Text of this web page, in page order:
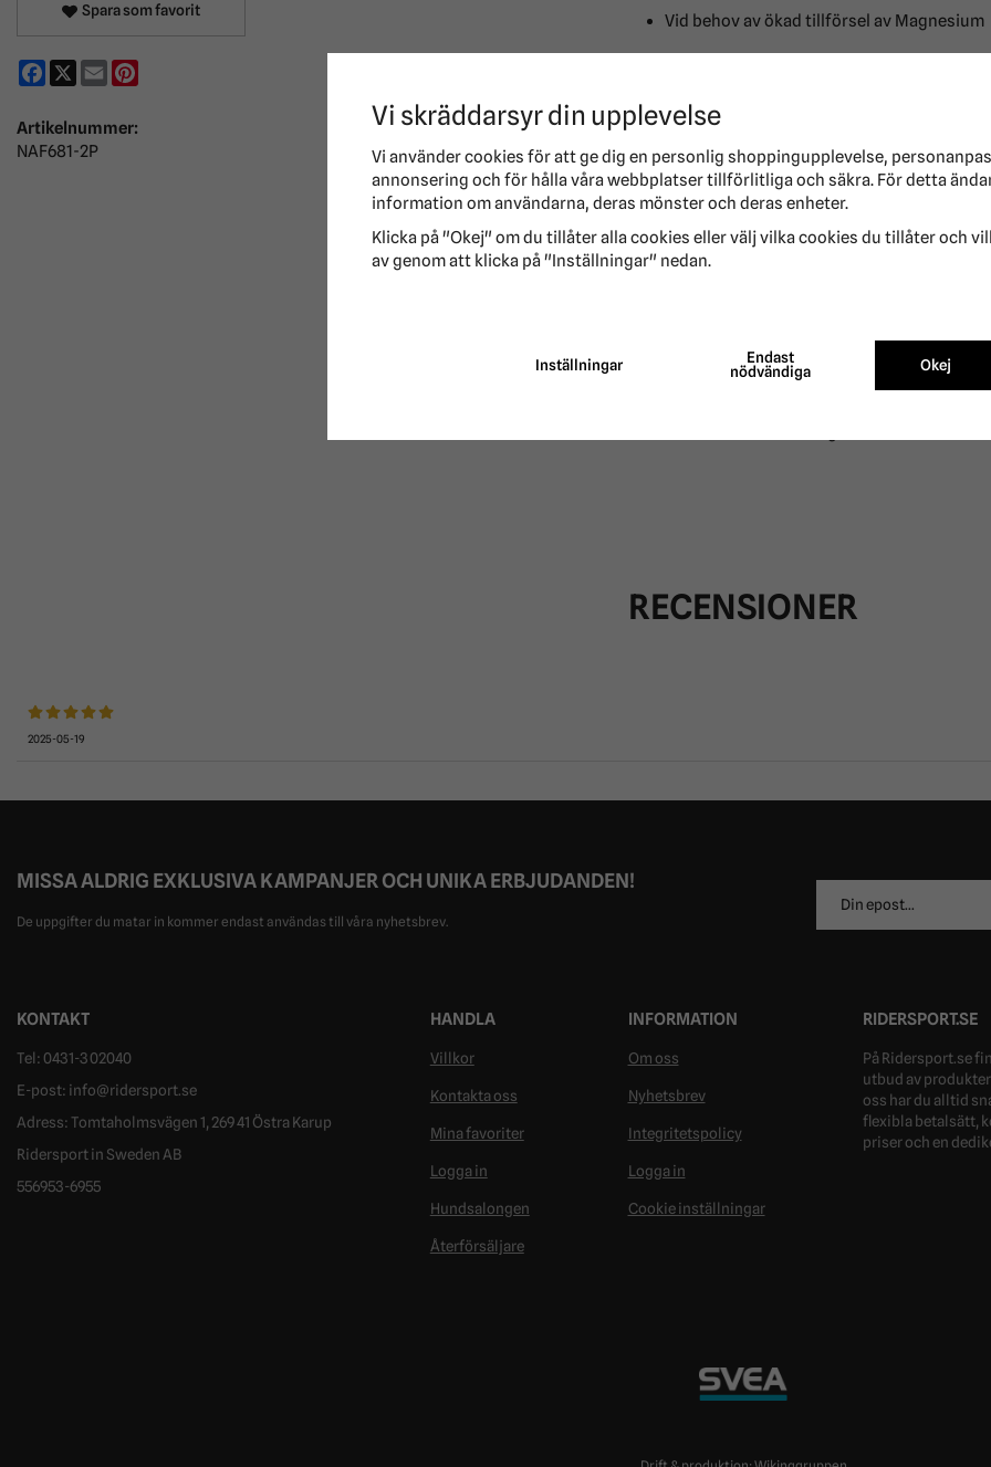
Vid behov av ökad tillförsel av Magnesium
TÄVLINGSKARENS
SWE: 0hKarens FEI: 0h
Köp Magic Flytande Karensfri NAF på
Hos oss får du alltid snabb leverans. Har vi
beställer! Du är alltid välkommen att kontakta
Du når oss antingen via mail
Spara som favorit
Facebook
X Email
Artikelnummer:
NAF681-2P
RECENSIONER
2025-05-19
MISSA ALDRIG EXKLUSIVA KAMPANJER OCH UNIKA ERBJUDANDEN!
De uppgifter du matar in kommer endast användas till våra nyhetsbrev.
postadress
KONTAKT
Tel: 0431-302040
E-post: info@ridersport.se
Adress: Tomtaholmsvägen 1, 269 41 Östra Karup
Ridersport in Sweden AB
556953-6955
HANDLA
Villkor
Kontakta oss
Mina favoriter
Logga in
Hundsalongen
Återförsäljare
INFORMATION
Om oss
Nyhetsbrev
Integritetspolicy
Logga in
Cookie inställningar
RIDERSPORT.SE
På Ridersport.se
utbud av
oss har du alltid
flexibla betalsätt,
priser och en
Vi skräddarsyr din upplevelse
Vi använder cookies för att ge dig en personlig shoppingupplevelse,
annonsering och för hålla våra webbplatser tillförlitliga och säkra. För detta
information om användarna, deras mönster och deras enheter.
Klicka på "Okej" om du tillåter alla cookies eller välj vilka cookies du tillåter och
av genom att klicka på "Inställningar" nedan.
Inställningar
Endast
nödvändiga
Okej